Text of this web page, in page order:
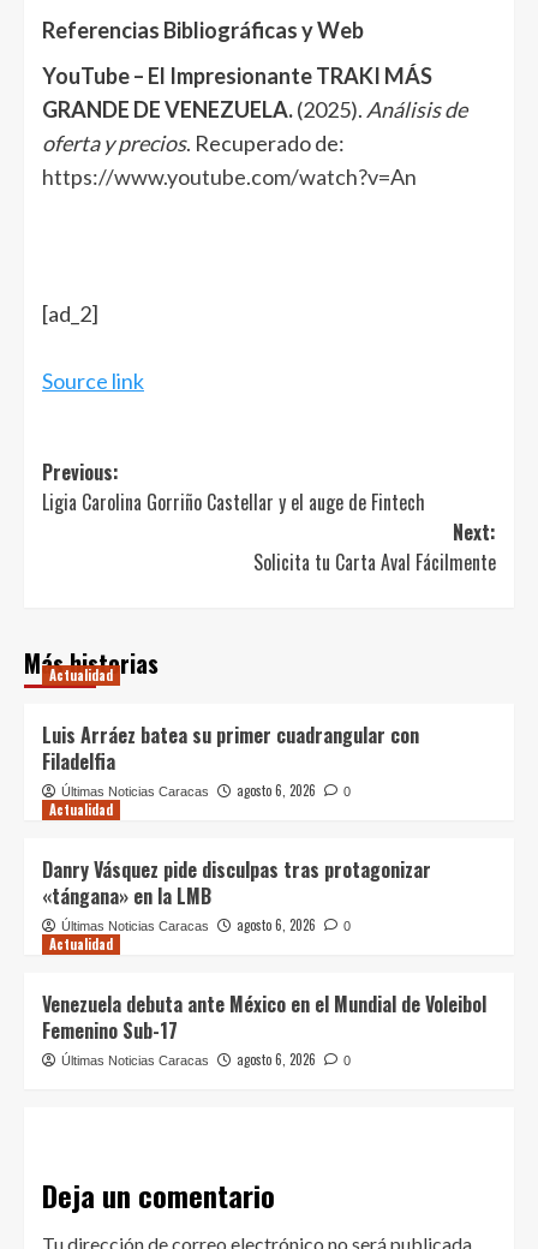
Referencias Bibliográficas y Web
YouTube – El Impresionante TRAKI MÁS
GRANDE DE VENEZUELA.(2025). Análisis de
oferta y precios. Recuperado de:
https://www.youtube.com/watch?v=An
entradas
[ad_2]
Source link
Post
navigation
Previous:
Ligia Carolina Gorriño Castellar y el auge de Fintech
Next:
Solicita tu Carta Aval Fácilmente
Más historias
Actualidad
Luis Arráez batea su primer cuadrangular con
Filadelfia
Últimas Noticias Caracas agosto 6, 2026 0
Actualidad
Danry Vásquez pide disculpas tras protagonizar
«tángana» en la LMB
Últimas Noticias Caracas agosto 6, 2026 0
Actualidad
Venezuela debuta ante México en el Mundial de Voleibol
Femenino Sub-17
Últimas Noticias Caracas agosto 6, 2026 0
Deja un comentario
Tu dirección de correo electrónico no será publicada.